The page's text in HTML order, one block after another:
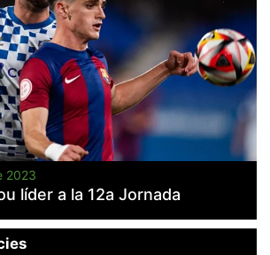
2023
líder a la 12a Jornada